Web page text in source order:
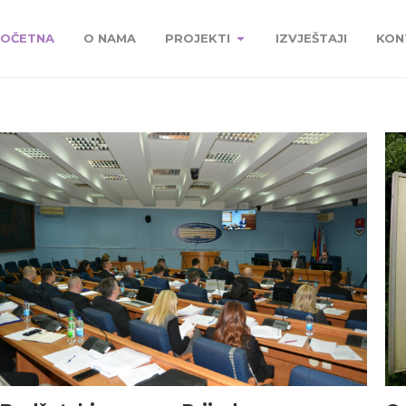
O NAMA PROJEKTI IZVJEŠTAJI